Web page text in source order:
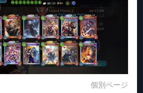
個別ページ